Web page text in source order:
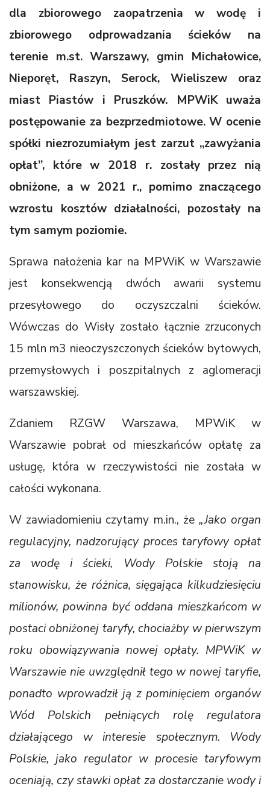
dla zbiorowego zaopatrzenia w wodę i
zbiorowego odprowadzania ścieków na
terenie m.st. Warszawy, gmin Michałowice,
Nieporęt, Raszyn, Serock, Wieliszew oraz
miast Piastów i Pruszków. MPWiK uważa
postępowanie za bezprzedmiotowe. W ocenie
spółki niezrozumiałym jest zarzut „zawyżania
opłat”, które w 2018 r. zostały przez nią
obniżone, a w 2021 r., pomimo znaczącego
wzrostu kosztów działalności, pozostały na
tym samym poziomie.
Sprawa nałożenia kar na MPWiK w Warszawie
jest konsekwencją dwóch awarii systemu
przesyłowego do oczyszczalni ścieków.
Wówczas do Wisły zostało łącznie zrzuconych
15 mln m3 nieoczyszczonych ścieków bytowych,
przemysłowych i poszpitalnych z aglomeracji
warszawskiej.
Zdaniem RZGW Warszawa, MPWiK w
Warszawie pobrał od mieszkańców opłatę za
usługę, która w rzeczywistości nie została w
całości wykonana.
W zawiadomieniu czytamy m.in., że „Jako organ
regulacyjny, nadzorujący proces taryfowy opłat
za wodę i ścieki, Wody Polskie stoją na
stanowisku, że różnica, sięgająca kilkudziesięciu
milionów, powinna być oddana mieszkańcom w
postaci obniżonej taryfy, chociażby w pierwszym
roku obowiązywania nowej opłaty. MPWiK w
Warszawie nie uwzględnił tego w nowej taryfie,
ponadto wprowadził ją z pominięciem organów
Wód Polskich pełniących rolę regulatora
działającego w interesie społecznym. Wody
Polskie, jako regulator w procesie taryfowym
oceniają, czy stawki opłat za dostarczanie wody i